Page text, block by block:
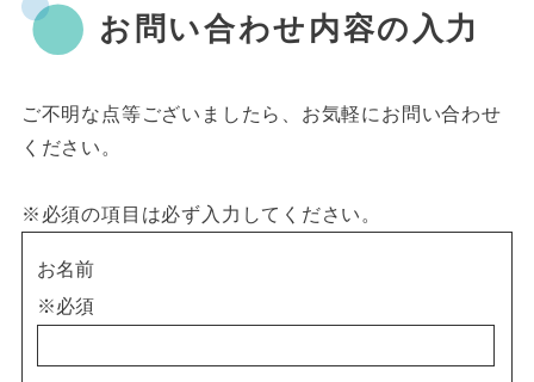
お問い合わせ内容の入力
ご不明な点等ございましたら、お気軽にお問い合わせ
ください。
※必須の項目は必ず入力してください。
お名前
※必須